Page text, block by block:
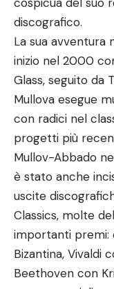
discografico.
La sua avventura
inizio nel 2000
Glass, seguito da
Mullova esegue
con radici nel
progetti più
Mullov-Abbado
è stato anche
uscite
Classics, molte
importanti premi:
Bizantina, Vivaldi
Beethoven con